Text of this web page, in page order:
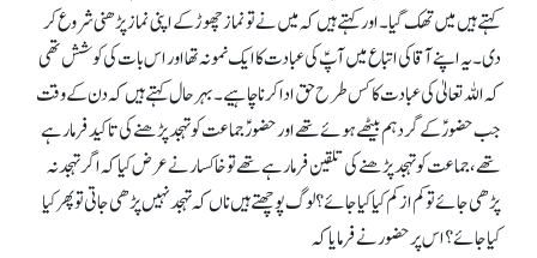
کہتے ہیں میں تھک گیا۔اور کہتے ہیں کہ میں نے تو نماز چھوڑ کے اپنی نماز پڑھنی شروع کر
دی۔ یہ اپنے آقا کی اتباع میں آپؑ کی عبادت کا ایک نمونہ تھا اور اس بات کی کوشش تھی
کہ اللہ تعالیٰ کی عبادت کا کس طرح حق ادا کرنا چاہیے۔ بہرحال کہتے ہیں کہ دن کے وقت
جب حضورؑ کے گرد ہم بیٹھے ہوئے تھے اور حضورؑ جماعت کو تہجد پڑھنے کی تاکید فرما رہے
تھے، جماعت کو تہجد پڑھنے کی تلقین فرما رہے تھے تو خاکسار نے عرض کیا کہ اگر تہجد نہ
پڑھی جائے تو کم از کم کیا کیا جائے؟ لوگ پوچھتے ہیں ناں کہ تہجد نہیں پڑھی جاتی تو پھر کیا
کیا جائے؟ اس پر حضور نے فرمایا کہ